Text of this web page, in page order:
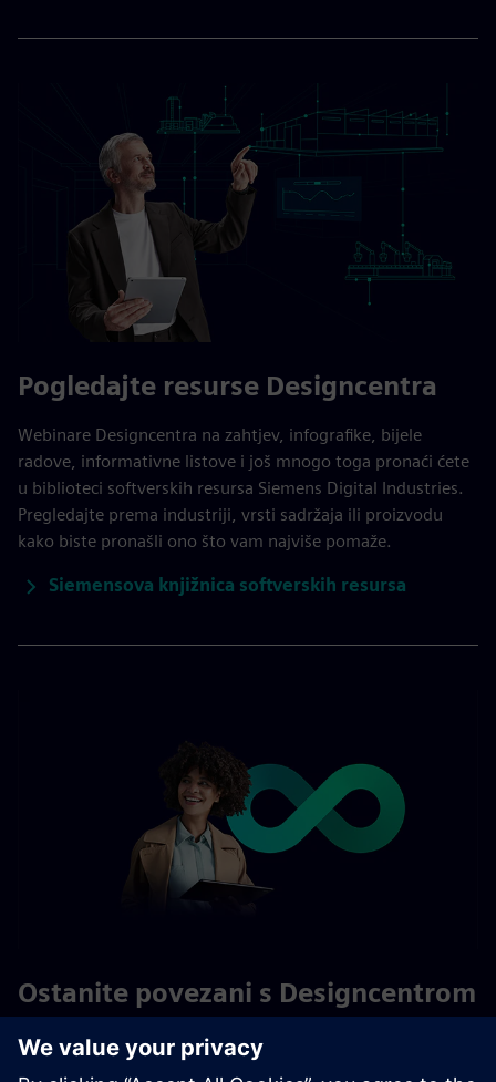
Pogledajte resurse Designcentra
Webinare Designcentra na zahtjev, infografike, bijele
radove, informativne listove i još mnogo toga pronaći ćete
u biblioteci softverskih resursa Siemens Digital Industries.
Pregledajte prema industriji, vrsti sadržaja ili proizvodu
kako biste pronašli ono što vam najviše pomaže.
Siemensova knjižnica softverskih resursa
Ostanite povezani s Designcentrom
Budite u toku s najnovijim uvidima u industriju, naučite
savjete za nove mogućnosti kako se ažuriranja objavljuju,